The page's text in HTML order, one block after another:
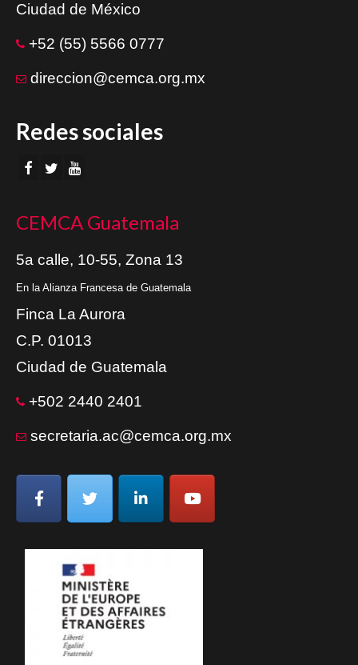
Ciudad de México
+52 (55) 5566 0777
direccion@cemca.org.mx
Redes sociales
CEMCA Guatemala
5a calle, 10-55, Zona 13
En la Alianza Francesa de Guatemala
Finca La Aurora
C.P. 01013
Ciudad de Guatemala
+502 2440 2401
secretaria.ac@cemca.org.mx